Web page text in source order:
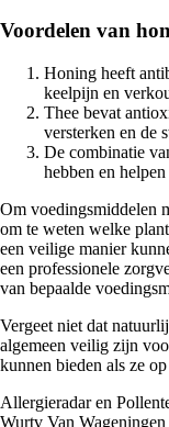
Voordelen van
Honing heeft
keelpijn en
Thee bevat
versterken en de
De combinatie
hebben en
Om voedingsmiddelen
om te weten welke
een veilige manier
een professionele
van bepaalde
Vergeet niet dat
algemeen veilig zijn
kunnen bieden als ze
Allergieradar en
Wurtv Van Wageningen